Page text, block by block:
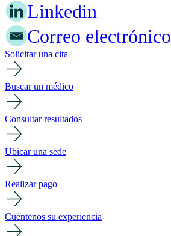
Linkedin
Correo electrónico
Solicitar una cita
Buscar un médico
Consultar resultados
Ubicar una sede
Realizar pago
Cuéntenos su experiencia